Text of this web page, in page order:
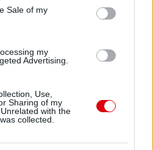
Sale of my
my
Advertising.
Use,
Sharing of my
with the
collected.
HAG ÜZENETE JONES-